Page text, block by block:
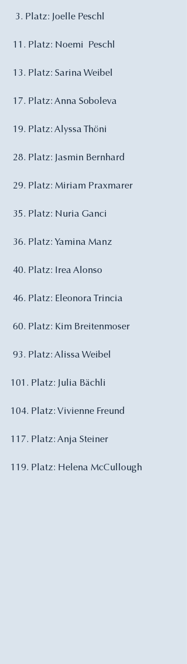
  3. Platz: Joelle Peschl
11. Platz: Noemi  Peschl
13. Platz: Sarina Weibel
17. Platz: Anna Soboleva
19. Platz: Alyssa Thöni
28. Platz: Jasmin Bernhard
29. Platz: Miriam Praxmarer
35. Platz: Nuria Ganci
36. Platz: Yamina Manz
40. Platz: Irea Alonso
46. Platz: Eleonora Trincia
60. Platz: Kim Breitenmoser
93. Platz: Alissa Weibel
101. Platz: Julia Bächli
104. Platz: Vivienne Freund
117. Platz: Anja Steiner
119. Platz: Helena McCullough